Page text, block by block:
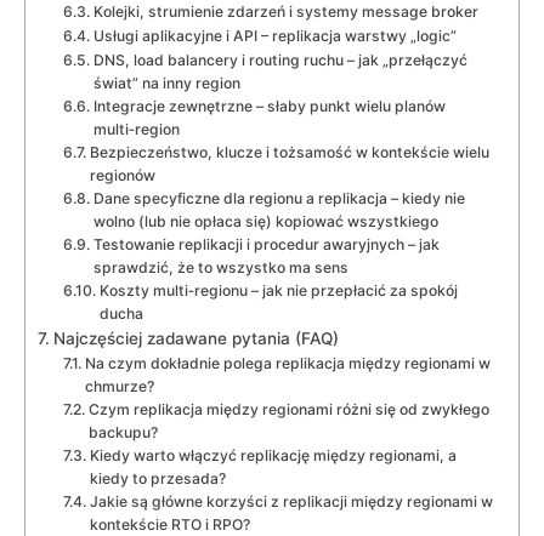
Kolejki, strumienie zdarzeń i systemy message broker
Usługi aplikacyjne i API – replikacja warstwy „logic”
DNS, load balancery i routing ruchu – jak „przełączyć
świat” na inny region
Integracje zewnętrzne – słaby punkt wielu planów
multi‑region
Bezpieczeństwo, klucze i tożsamość w kontekście wielu
regionów
Dane specyficzne dla regionu a replikacja – kiedy nie
wolno (lub nie opłaca się) kopiować wszystkiego
Testowanie replikacji i procedur awaryjnych – jak
sprawdzić, że to wszystko ma sens
Koszty multi‑regionu – jak nie przepłacić za spokój
ducha
Najczęściej zadawane pytania (FAQ)
Na czym dokładnie polega replikacja między regionami w
chmurze?
Czym replikacja między regionami różni się od zwykłego
backupu?
Kiedy warto włączyć replikację między regionami, a
kiedy to przesada?
Jakie są główne korzyści z replikacji między regionami w
kontekście RTO i RPO?